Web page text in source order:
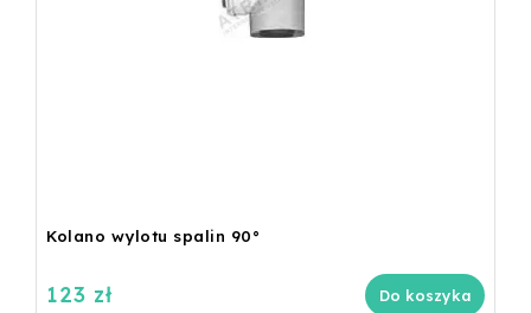
Kolano wylotu spalin 90°
123 zł Do koszyka